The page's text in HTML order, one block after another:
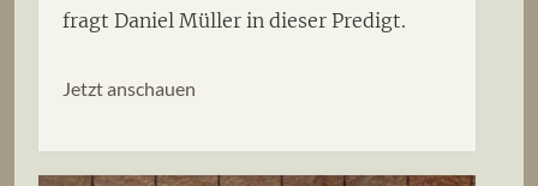
fragt Daniel Müller in dieser Predigt.
Jetzt anschauen